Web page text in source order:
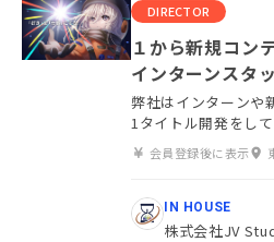
DIRECTOR
１から新規コン
インターンスタ
弊社はインターンや
1タイトル開発をし
会員登録後に表示
IN HOUSE
株式会社JV